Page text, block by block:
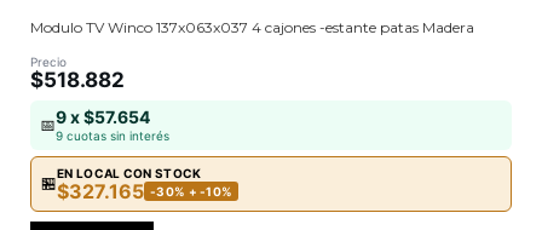
Modulo TV Winco 137x063x037 4 cajones -estante patas Madera
Precio
$518.882
📅9 x $57.654
9 cuotas sin interés
🏪
EN LOCAL CON STOCK
$327.165 -30% + -10%